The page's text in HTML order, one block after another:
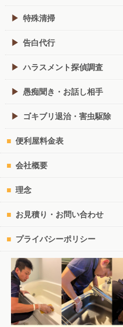
特殊清掃
告白代行
ハラスメント探偵調査
愚痴聞き・お話し相手
ゴキブリ退治・害虫駆除
便利屋料金表
会社概要
理念
お見積り・お問い合わせ
プライバシーポリシー